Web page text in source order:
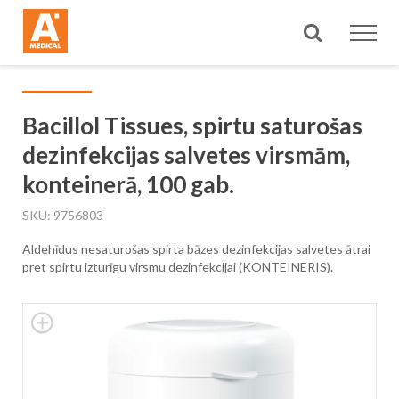
Meklēt
Bacillol Tissues, spirtu saturošas
dezinfekcijas salvetes virsmām,
konteinerā, 100 gab.
SKU 9756803
Aldehīdus nesaturošas spirta bāzes dezinfekcijas salvetes ātrai
pret spirtu izturīgu virsmu dezinfekcijai (KONTEINERIS).
Skip
to